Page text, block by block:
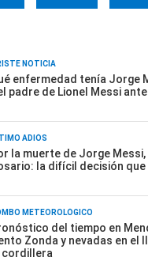
NOTICIA
enfermedad tenía Jorge
padre de Lionel Messi
ADIÓS
la muerte de Jorge Messi,
la difícil decisión
METEOROLÓGICO
del tiempo en
Zonda y nevadas en el
cordillera